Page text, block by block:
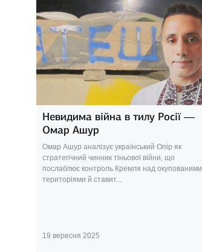
Невидима війна в тилу Росії —
Омар Ашур
Омар Ашур аналізує український Опір як
стратегічний чинник тіньової війни, що
послаблює контроль Кремля над окупованими
територіями й ставит...
19 вересня 2025